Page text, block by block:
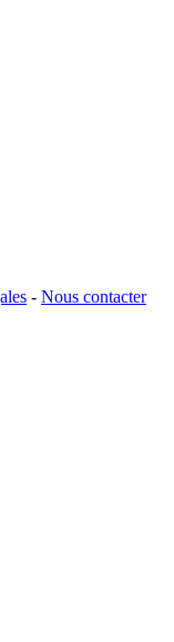
- Nous contacter